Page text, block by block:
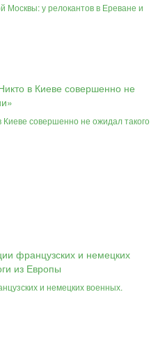
Москвы: у релокантов в Ереване и
Киеве совершенно не ожидал такого
и немецких военных.